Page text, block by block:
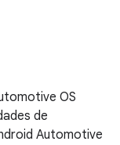
OS
de
Automotive